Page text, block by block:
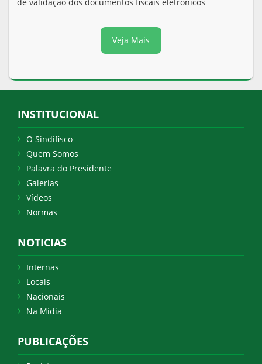
Veja Mais
INSTITUCIONAL
O Sindifisco
Quem Somos
Palavra do Presidente
Galerias
Vídeos
Normas
NOTICIAS
Internas
Locais
Nacionais
Na Mídia
PUBLICAÇÕES